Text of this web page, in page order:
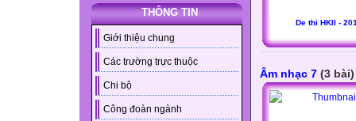
THÔNG TIN
Giới thiệu chung
Các trường trực thuộc
Chi bộ
Công đoàn ngành
De thi HKII -
Âm nhạc 7 (3 bài)